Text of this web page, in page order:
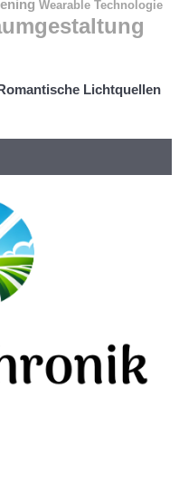
Wearable Technologie
Lichtquellen